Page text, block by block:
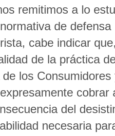
remitimos a lo
de
cabe indicar
de la práctica
los
del
necesaria